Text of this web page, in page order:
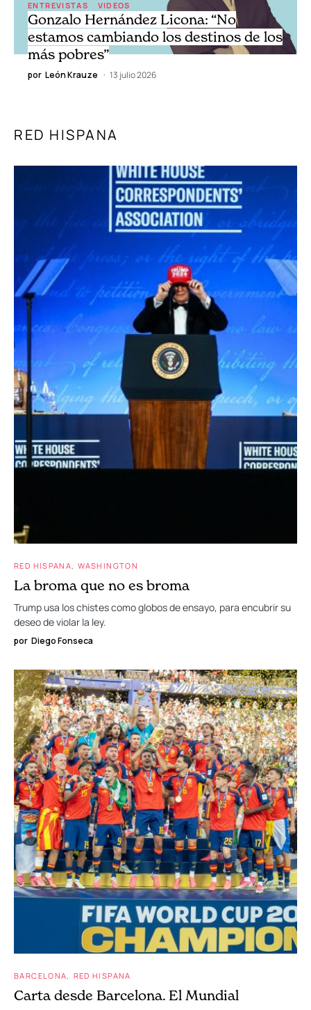
ENTREVISTAS VIDEOS
Gonzalo Hernández Licona: “No
estamos cambiando los destinos de los
más pobres”
por León Krauze 13 julio 2026
RED HISPANA
RED HISPANA WASHINGTON
La broma que no es broma
Trump usa los chistes como globos de ensayo, para encubrir su
deseo de violar la ley.
por Diego Fonseca
BARCELONA RED HISPANA
Carta desde Barcelona. El Mundial